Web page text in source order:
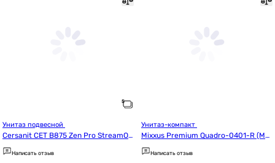
Cersanit СЕТ B875 Zen Pro StreamOn
(S701-719)
Написать отзыв
Mixxus Premium Quadro-0401-R (MP
6457)
Написать отзыв